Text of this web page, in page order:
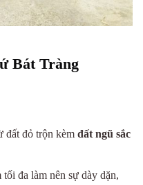
Bát Tràng
đất đỏ trộn kèm đất ngũ sắc
đa làm nên sự dày dặn,